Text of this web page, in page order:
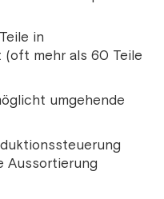
in
mehr als 60 Teile
umgehende
Aussortierung